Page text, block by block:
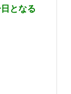
となる